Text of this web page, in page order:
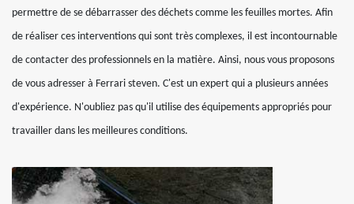
permettre de se débarrasser des déchets comme les feuilles mortes. Afin
de réaliser ces interventions qui sont très complexes, il est incontournable
de contacter des professionnels en la matière. Ainsi, nous vous proposons
de vous adresser à Ferrari steven. C'est un expert qui a plusieurs années
d'expérience. N'oubliez pas qu'il utilise des équipements appropriés pour
travailler dans les meilleures conditions.